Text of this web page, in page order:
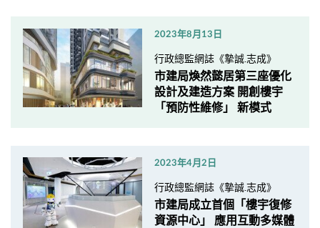
2023年8月13日
行政總監網誌《摯誠.志成》
市建局煥然懿居第三座優化
設計及建造方案 開創樓宇
「預防性維修」 新模式
2023年4月2日
行政總監網誌《摯誠.志成》
市建局成立首個「樓宇復修
資源中心」 應用互動多媒體